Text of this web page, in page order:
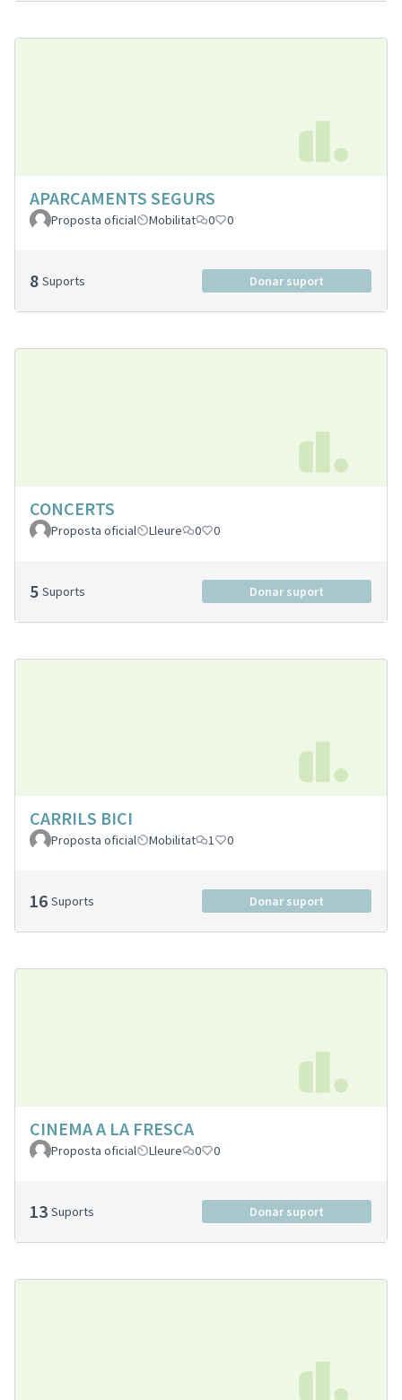
APARCAMENTS SEGURS
Proposta oficial Mobilitat 0 0
8 Suports Donar suport
CONCERTS
Proposta oficial Lleure 0 0
5 Suports Donar suport
CARRILS BICI
Proposta oficial Mobilitat 1 0
16 Suports Donar suport
CINEMA A LA FRESCA
Proposta oficial Lleure 0 0
13 Suports Donar suport